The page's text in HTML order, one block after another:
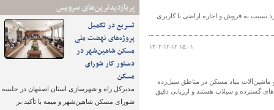
پربازدیدترین‌های سرویس
تسریع در تکمیل
پروژه‌های نهضت ملی
مسکن شاهین‌شهر در
دستور کار شورای
مسکن
مدیرکل راه و شهرسازی استان اصفهان در جلسه
شورای مسکن شاهین‌شهر و میمه با تأکید بر
نسبت به فروش و اجاره اراضی با کاربری
۱۴۰۲-۱۲-۱۲ ۱۵:۰۱
ماشین‌آلات بنیاد مسکن در مناطق سیل‌زده
گسترده و سیلاب هستند و ارزیابی دقیق